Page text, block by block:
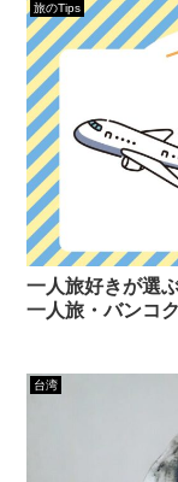
旅のTips
一人旅好きが選
一人旅・バンコ
台湾